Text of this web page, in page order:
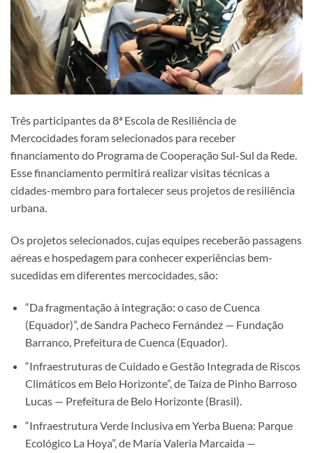
Três participantes da 8ª Escola de Resiliência de
Mercocidades foram selecionados para receber
financiamento do Programa de Cooperação Sul-Sul da Rede.
Esse financiamento permitirá realizar visitas técnicas a
cidades-membro para fortalecer seus projetos de resiliência
urbana.
Os projetos selecionados, cujas equipes receberão passagens
aéreas e hospedagem para conhecer experiências bem-
sucedidas em diferentes mercocidades, são:
“Da fragmentação à integração: o caso de Cuenca
(Equador)”, de Sandra Pacheco Fernández — Fundação
Barranco, Prefeitura de Cuenca (Equador).
“Infraestruturas de Cuidado e Gestão Integrada de Riscos
Climáticos em Belo Horizonte”, de Taíza de Pinho Barroso
Lucas — Prefeitura de Belo Horizonte (Brasil).
“Infraestrutura Verde Inclusiva em Yerba Buena: Parque
Ecológico La Hoya”, de María Valeria Marcaida —